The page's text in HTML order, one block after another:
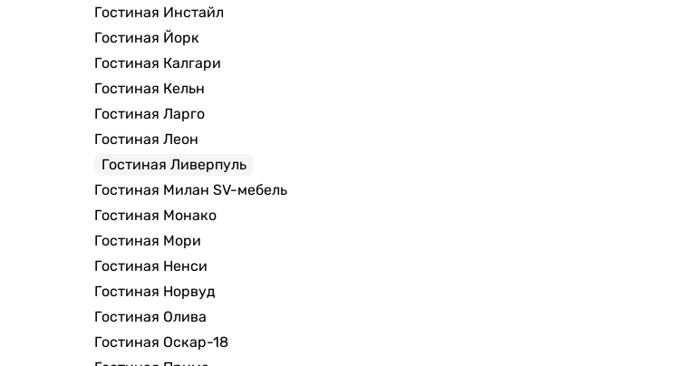
Гостиная Инстайл
Гостиная Йорк
Гостиная Калгари
Гостиная Кельн
Гостиная Ларго
Гостиная Леон
Гостиная Ливерпуль
Гостиная Милан SV-мебель
Гостиная Монако
Гостиная Мори
Гостиная Ненси
Гостиная Норвуд
Гостиная Олива
Гостиная Оскар-18